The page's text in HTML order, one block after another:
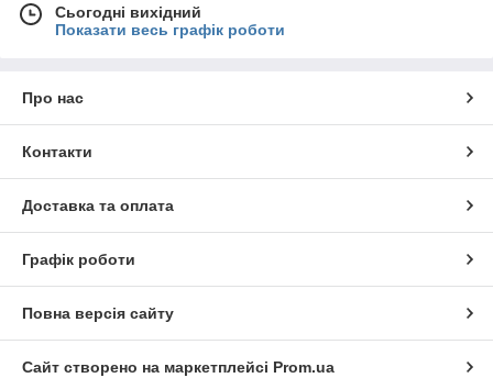
Сьогодні вихідний
Показати весь графік роботи
Про нас
Контакти
Доставка та оплата
Графік роботи
Повна версія сайту
Сайт створено на маркетплейсі Prom.ua